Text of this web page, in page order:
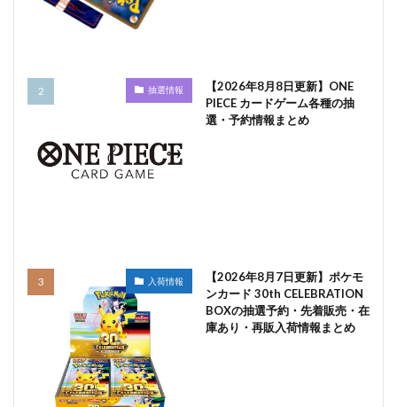
抽選情報
【2026年8月8日更新】ONE
PIECE カードゲーム各種の抽
選・予約情報まとめ
入荷情報
【2026年8月7日更新】ポケモ
ンカード 30th CELEBRATION
BOXの抽選予約・先着販売・在
庫あり・再販入荷情報まとめ